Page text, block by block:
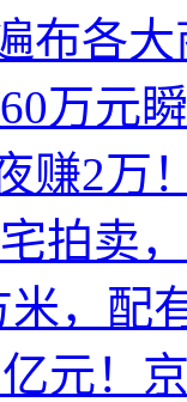
布各大
万元
赚2万
拍卖
米，配
元！